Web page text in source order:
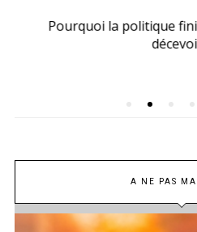
Pourquoi la politique
A NE PAS